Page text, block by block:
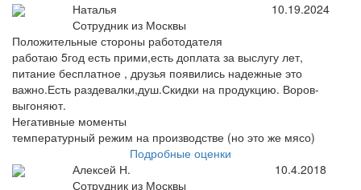
Наталья
Сотрудник из Москвы
10.19.2024
Положительные стороны работодателя
работаю 5год есть прими,есть доплата за выслугу лет,
питание бесплатное , друзья появились надежные это
важно.Есть раздевалки,душ.Скидки на продукцию. Воров-
выгоняют.
Негативные моменты
температурный режим на производстве (но это же мясо)
Подробные оценки
Алексей Н.
Сотрудник из Москвы
10.4.2018